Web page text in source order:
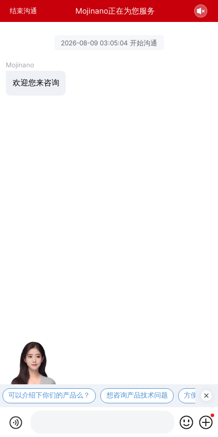
结束沟通 Mojinano正在为您服务
2026-08-09 03:05:04 开始沟通
Mojinano
欢迎您来咨询
可以介绍下你们的产品么？ 想咨询产品技术问题 方便电话